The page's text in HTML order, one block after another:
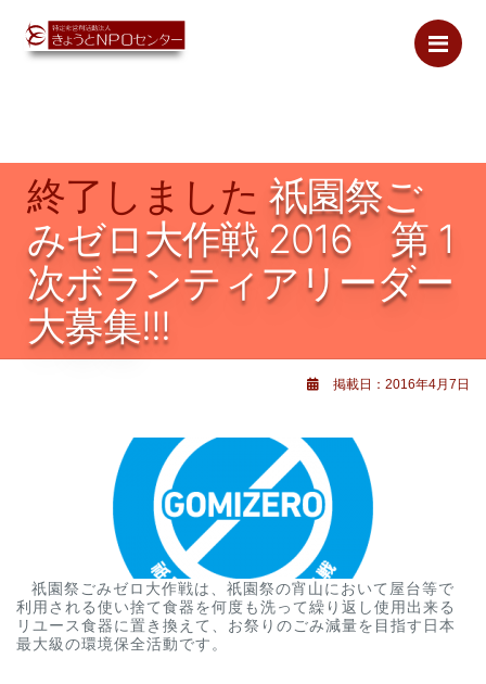
終了しました 祇園祭ご
みゼロ大作戦 2016 第 1
次ボランティアリーダー
大募集!!!
掲載日：2016年4月7日
祇園祭ごみゼロ大作戦は、祇園祭の宵山において屋台等で
利用される使い捨て食器を何度も洗って繰り返し使用出来る
リユース食器に置き換えて、お祭りのごみ減量を目指す日本
最大級の環境保全活動です。